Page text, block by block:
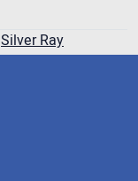
Silver Ray